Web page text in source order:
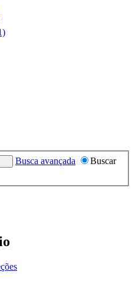
Busca avançada
Buscar